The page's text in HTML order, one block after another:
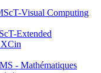
Visual Computing
Extended
XCin
- Mathématiques